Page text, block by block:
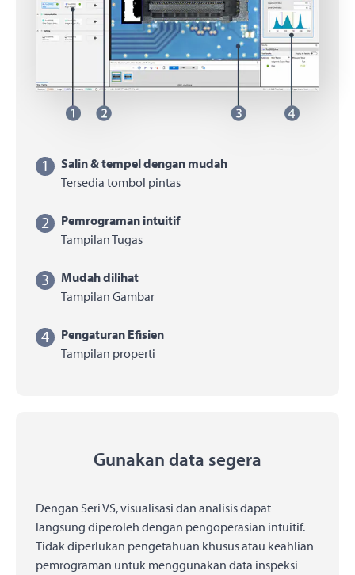
1
Salin & tempel dengan mudah
Tersedia tombol pintas
2
Pemrograman intuitif
Tampilan Tugas
3
Mudah dilihat
Tampilan Gambar
4
Pengaturan Efisien
Tampilan properti
Gunakan data segera
Dengan Seri VS, visualisasi dan analisis dapat
langsung diperoleh dengan pengoperasian intuitif.
Tidak diperlukan pengetahuan khusus atau keahlian
pemrograman untuk menggunakan data inspeksi